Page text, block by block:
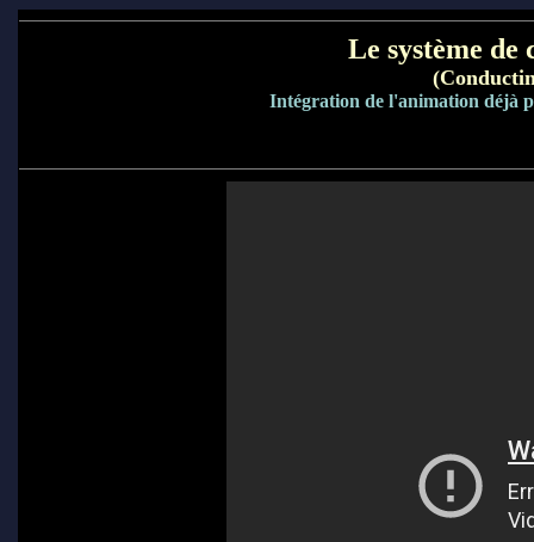
Le système
Intégration de l'animation déjà